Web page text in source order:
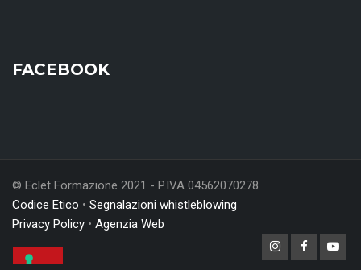
FACEBOOK
© Eclet Formazione 2021 - P.IVA 04562070278
Codice Etico • Segnalazioni whistleblowing
Privacy Policy • Agenzia Web